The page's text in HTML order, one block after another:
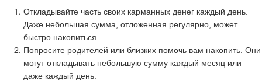
Откладывайте часть своих карманных денег каждый день.
Даже небольшая сумма, отложенная регулярно, может
быстро накопиться.
Попросите родителей или близких помочь вам накопить. Они
могут откладывать небольшую сумму каждый месяц или
даже каждый день.